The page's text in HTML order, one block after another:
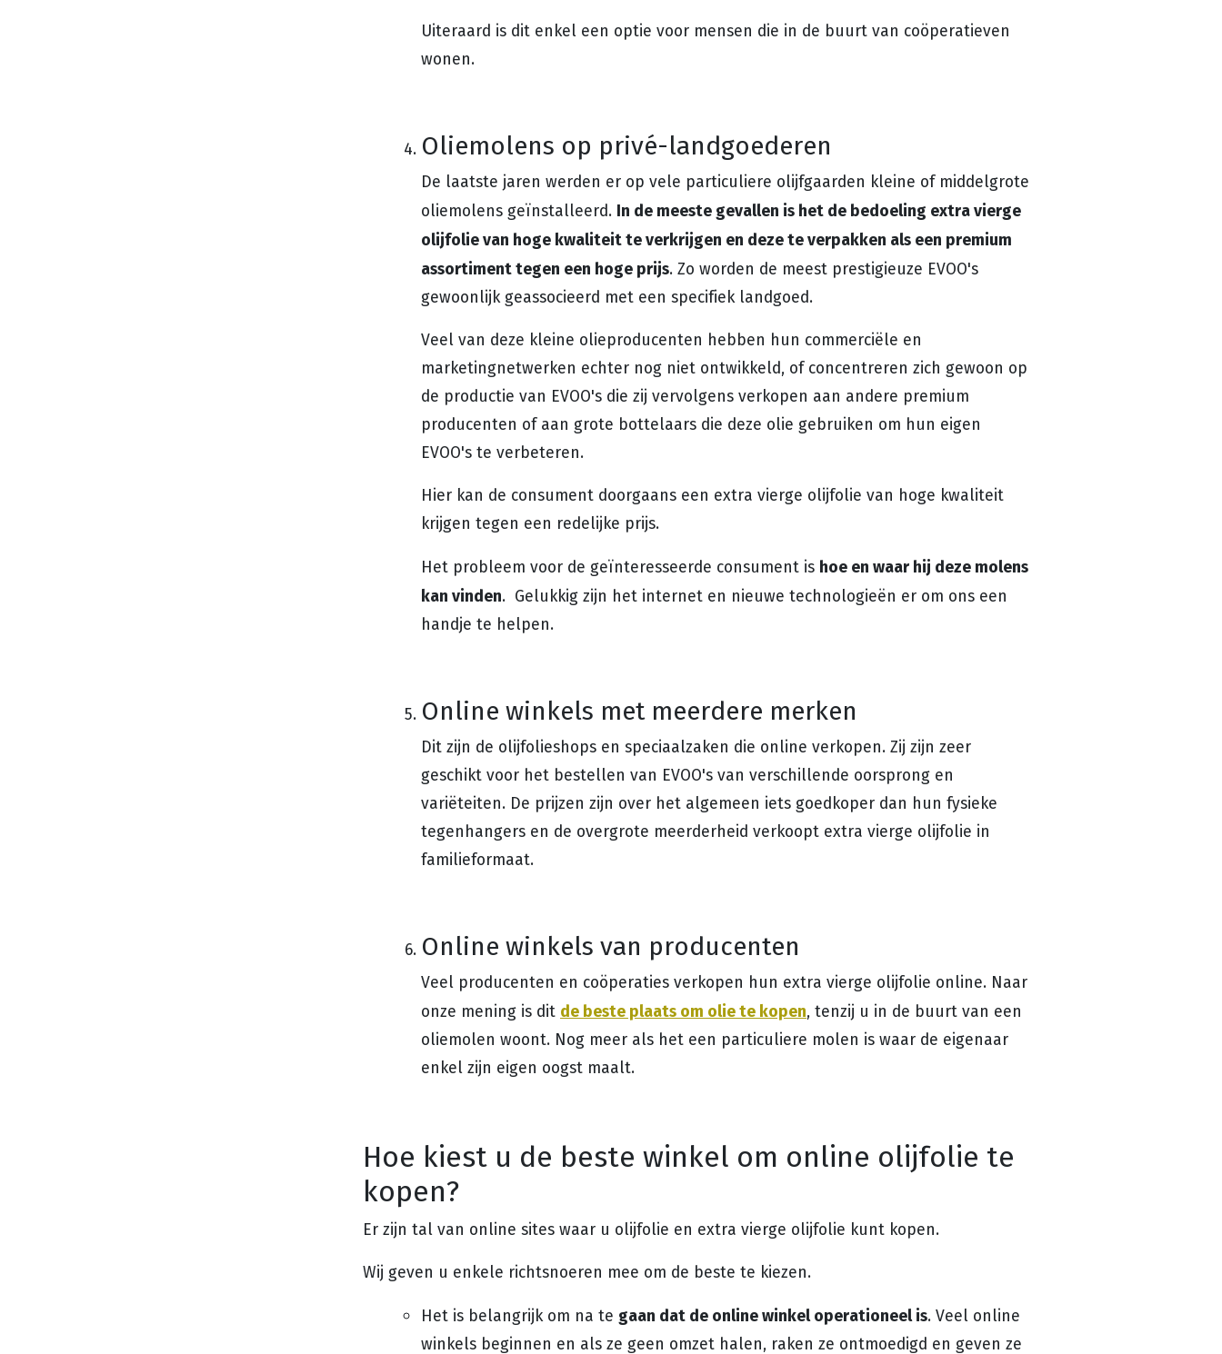
Uiteraard is dit enkel een optie voor mensen die in de buurt van coöperatieven
wonen.
Oliemolens op privé-landgoederen
De laatste jaren werden er op vele particuliere olijfgaarden kleine of middelgrote
oliemolens geïnstalleerd. In de meeste gevallen is het de bedoeling extra vierge
olijfolie van hoge kwaliteit te verkrijgen en deze te verpakken als een premium
assortiment tegen een hoge prijs. Zo worden de meest prestigieuze EVOO's
gewoonlijk geassocieerd met een specifiek landgoed.
Veel van deze kleine olieproducenten hebben hun commerciële en
marketingnetwerken echter nog niet ontwikkeld, of concentreren zich gewoon op
de productie van EVOO's die zij vervolgens verkopen aan andere premium
producenten of aan grote bottelaars die deze olie gebruiken om hun eigen
EVOO's te verbeteren.
Hier kan de consument doorgaans een extra vierge olijfolie van hoge kwaliteit
krijgen tegen een redelijke prijs.
Het probleem voor de geïnteresseerde consument is hoe en waar hij deze molens
kan vinden. Gelukkig zijn het internet en nieuwe technologieën er om ons een
handje te helpen.
Online winkels met meerdere merken
Dit zijn de olijfolieshops en speciaalzaken die online verkopen. Zij zijn zeer
geschikt voor het bestellen van EVOO's van verschillende oorsprong en
variëteiten. De prijzen zijn over het algemeen iets goedkoper dan hun fysieke
tegenhangers en de overgrote meerderheid verkoopt extra vierge olijfolie in
familieformaat.
Online winkels van producenten
Veel producenten en coöperaties verkopen hun extra vierge olijfolie online. Naar
onze mening is dit de beste plaats om olie te kopen, tenzij u in de buurt van een
oliemolen woont. Nog meer als het een particuliere molen is waar de eigenaar
enkel zijn eigen oogst maalt.
Hoe kiest u de beste winkel om online olijfolie te
kopen?
Er zijn tal van online sites waar u olijfolie en extra vierge olijfolie kunt kopen.
Wij geven u enkele richtsnoeren mee om de beste te kiezen.
Het is belangrijk om na te gaan dat de online winkel operationeel is. Veel online
winkels beginnen en als ze geen omzet halen, raken ze ontmoedigd en geven ze